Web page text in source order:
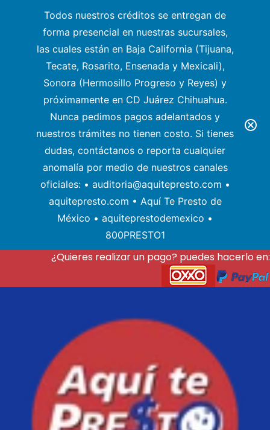
Todos nuestros créditos se entregan de
forma presencial en nuestras sucursales,
las cuales están en Baja California (Tijuana,
Tecate, Rosarito, Ensenada y Mexicali),
Sonora (Hermosillo Progreso y Reyes) y
próximamente en CD Juárez Chihuahua.
Nunca pedimos pagos adelantados y
nuestros trámites no tienen costo. Si tienes
dudas, contáctanos o reporta cualquier
anomalía por medio de nuestros canales
oficiales: • auditoria@aquitepresto.com •
aquitepresto.com • Aquí Te Presto de
México • aquiteprestodemexico •
800PRESTO1
¿Quieres realizar un pago? puedes hacerlo en: